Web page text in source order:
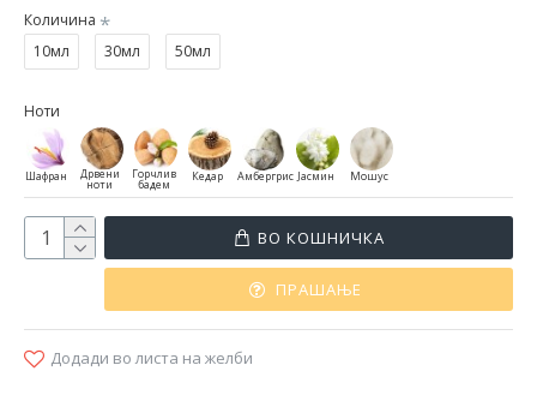
Количина
10мл
30мл 50мл
Ноти
Шафран Дрвени
ноти
Горчлив
бадем
Кедар Амбергрис Јасмин Мошус
ВО КОШНИЧКА
ПРАШАЊЕ
Додади во листа на желби